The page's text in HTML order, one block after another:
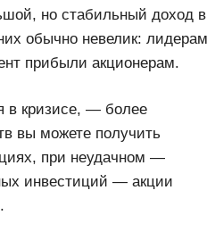
но стабильный доход в
обычно невелик: лидерам
прибыли акционерам.
в кризисе, — более
вы можете получить
при неудачном —
инвестиций — акции